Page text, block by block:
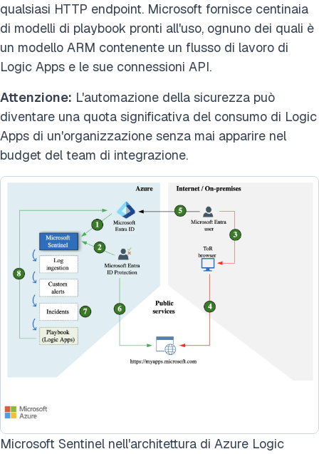
qualsiasi HTTP endpoint. Microsoft fornisce centinaia
di modelli di playbook pronti all'uso, ognuno dei quali è
un modello ARM contenente un flusso di lavoro di
Logic Apps e le sue connessioni API.
Attenzione: L'automazione della sicurezza può
diventare una quota significativa del consumo di Logic
Apps di un'organizzazione senza mai apparire nel
budget del team di integrazione.
Microsoft Sentinel nell'architettura di Azure Logic